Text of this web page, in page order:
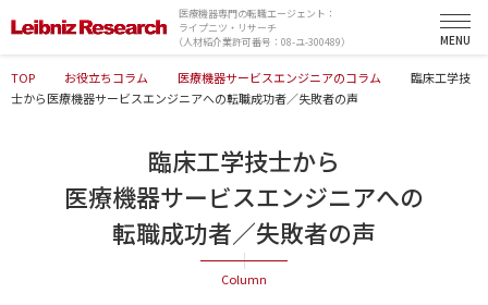
医療機器専門の転職エージェント：
ライプニツ・リサーチ
（人材紹介業許可番号：08-ユ-300489）
TOP お役立ちコラム 医療機器サービスエンジニアのコラム
臨床工学技
士から医療機器サービスエンジニアへの転職成功者／失敗者の声
臨床工学技士から
医療機器サービスエンジニアへの
転職成功者／失敗者の声